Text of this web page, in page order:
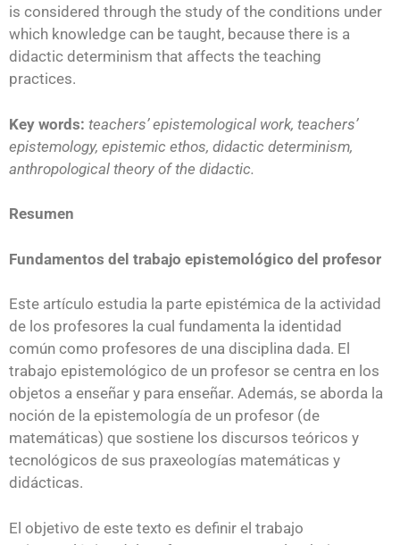
is considered through the study of the conditions under
which knowledge can be taught, because there is a
didactic determinism that affects the teaching
practices.
Key words: teachers’ epistemological work, teachers’
epistemology, epistemic ethos, didactic determinism,
anthropological theory of the didactic.
Resumen
Fundamentos del trabajo epistemológico del profesor
Este artículo estudia la parte epistémica de la actividad
de los profesores la cual fundamenta la identidad
común como profesores de una disciplina dada. El
trabajo epistemológico de un profesor se centra en los
objetos a enseñar y para enseñar. Además, se aborda la
noción de la epistemología de un profesor (de
matemáticas) que sostiene los discursos teóricos y
tecnológicos de sus praxeologías matemáticas y
didácticas.
El objetivo de este texto es definir el trabajo